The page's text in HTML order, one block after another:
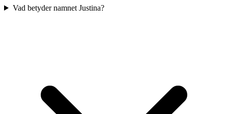
Vad betyder namnet Justina?